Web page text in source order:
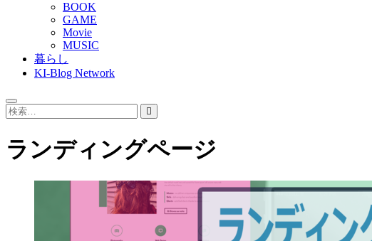
BOOK
GAME
Movie
MUSIC
暮らし
KI-Blog Network
検
ランディングページ